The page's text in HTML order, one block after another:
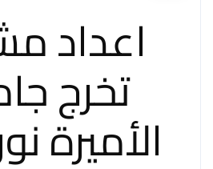
اعداد
تخرج
الأميرة